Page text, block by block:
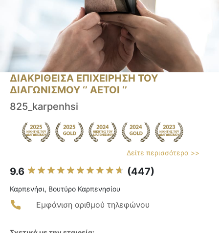
ΔΙΑΚΡΙΘΕΙΣΑ ΕΠΙΧΕΙΡΗΣΗ ΤΟΥ
ΔΙΑΓΩΝΙΣΜΟΥ ‘’ ΑΕΤΟΙ ‘’
825_karpenhsi
Δείτε περισσότερα >>
9.6 (447)
Καρπενήσι, Βουτύρο Καρπενησίου
Εμφάνιση αριθμού τηλεφώνου